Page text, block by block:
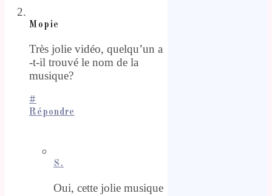
Mopie
Très jolie vidéo, quelqu’un a
-t-il trouvé le nom de la
musique?
#
Répondre
S.
Oui, cette jolie musique